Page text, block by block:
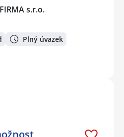
s.r.o.
Plný úvazek